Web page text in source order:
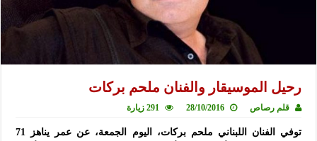
رحيل الموسيقار والفنان ملحم بركات
قلم رصاص 28/10/2016 291 زيارة
توفي الفنان اللبناني ملحم بركات، اليوم الجمعة، عن عمر يناهز 71